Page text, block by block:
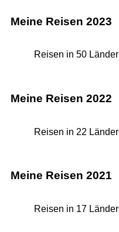
Meine Reisen 2023
Reisen in 50 Länder
Meine Reisen 2022
Reisen in 22 Länder
Meine Reisen 2021
Reisen in 17 Länder